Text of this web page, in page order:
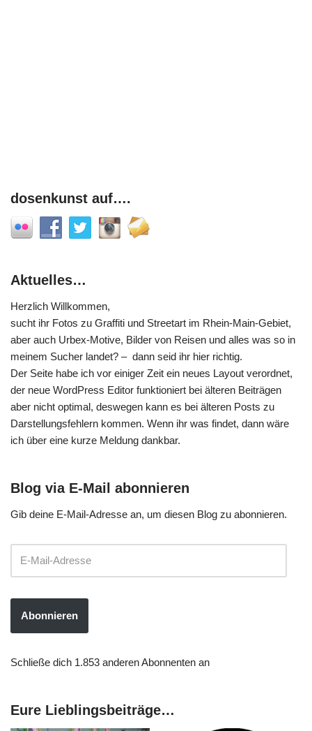
dosenkunst auf….
Aktuelles…
Herzlich Willkommen,
sucht ihr Fotos zu Graffiti und Streetart im Rhein-Main-Gebiet,
aber auch Urbex-Motive, Bilder von Reisen und alles was so in
meinem Sucher landet? – dann seid ihr hier richtig.
Der Seite habe ich vor einiger Zeit ein neues Layout verordnet,
der neue WordPress Editor funktioniert bei älteren Beiträgen
aber nicht optimal, deswegen kann es bei älteren Posts zu
Darstellungsfehlern kommen. Wenn ihr was findet, dann wäre
ich über eine kurze Meldung dankbar.
Blog via E-Mail abonnieren
Gib deine E-Mail-Adresse an, um diesen Blog zu abonnieren.
Abonnieren
Schließe dich 1.853 anderen Abonnenten an
Eure Lieblingsbeiträge…